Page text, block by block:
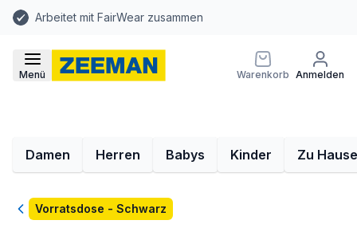
Arbeitet mit FairWear zusammen
Menü Warenkorb Anmelden
Damen Herren Babys Kinder Zu Hause
ZurückVorratsdose - Schwarz